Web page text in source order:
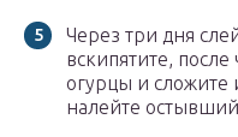
Через три дня
вскипятите,
огурцы и сложите
налейте остывший